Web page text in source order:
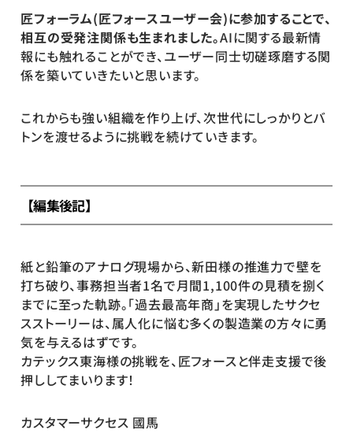
匠フォーラム(匠フォースユーザー会)に参加することで、
相互の受発注関係も生まれました。AIに関する最新情
報にも触れることができ、ユーザー同士切磋琢磨する関
係を築いていきたいと思います。
これからも強い組織を作り上げ、次世代にしっかりとバ
トンを渡せるように挑戦を続けていきます。
【編集後記】
紙と鉛筆のアナログ現場から、新田様の推進力で壁を
打ち破り、事務担当者1名で月間1,100件の見積を捌く
までに至った軌跡。「過去最高年商」を実現したサクセ
スストーリーは、属人化に悩む多くの製造業の方々に勇
気を与えるはずです。
カテックス東海様の挑戦を、匠フォースと伴走支援で後
押ししてまいります！
カスタマーサクセス 國馬